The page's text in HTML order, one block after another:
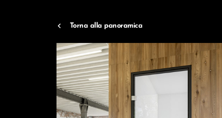
Torna alla panoramica